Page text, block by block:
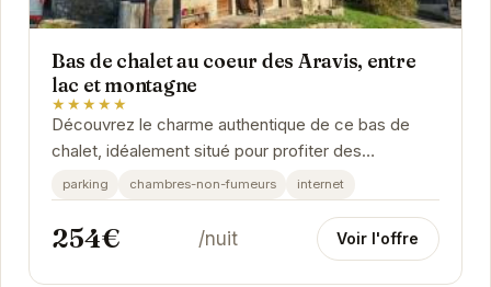
Bas de chalet au coeur des Aravis, entre
lac et montagne
★★★★★
Découvrez le charme authentique de ce bas de
chalet, idéalement situé pour profiter des
nombreuses activités offertes par la région des
Aravis....
parking chambres-non-fumeurs internet
254€ /nuit Voir l'offre